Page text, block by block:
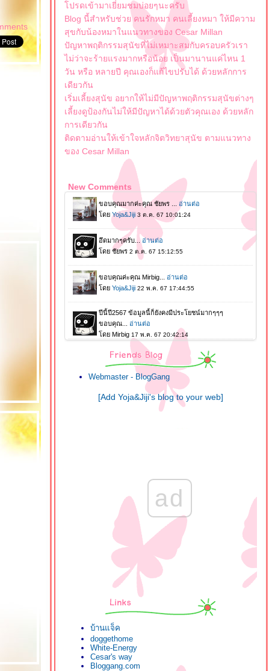
ปรดเข้ามาเยี่ยมชมบ่อยๆนะครับ
Blog นี้สำหรับช่วย คนรักหมา คนเลี้ยงหมา ให้มีความ
สุขกับน้องหมาในแนวทางของ Cesar Millan
ปัญหาพฤติกรรมสุนัขที่ไม่เหมาะสมกับครอบครัวเรา
ไม่ว่าจะร้ายแรงมากหรือน้อย เป็นมานานแค่ไหน 1
วัน หรือ หลายปี คุณเองก็แก้ไขปรับได้ ด้วยหลักการ
เดียวกัน
เริ่มเลี้ยงสุนัข อยากให้ไม่มีปัญหาพฤติกรรมสุนัขต่างๆ
เลี้ยงดูป้องกันไม่ให้มีปัญหาได้ด้วยตัวคุณเอง ด้วยหลัก
การเดียวกัน
ติดตามอ่านให้เข้าใจหลักจิตวิทยาสุนัข ตามแนวทาง
ของ Cesar Millan
New Comments
Webmaster - BlogGang
[Add Yoja&Jiji's blog to your web]
ad
บ้านแจ็ค
doggethome
White-Energy
Cesar's way
Bloggang.com